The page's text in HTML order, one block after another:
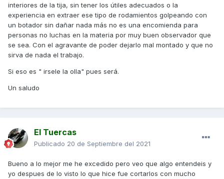
interiores de la tija, sin tener los útiles adecuados o la
experiencia en extraer ese tipo de rodamientos golpeando con
un botador sin dañar nada más no es una encomienda para
personas no luchas en la materia por muy buen observador que
se sea. Con el agravante de poder dejarlo mal montado y que no
sirva de nada el trabajo.
Si eso es " irsele la olla" pues será.
Un saludo
El Tuercas
Publicado 20 de Septiembre del 2021
Bueno a lo mejor me he excedido pero veo que algo entendeis y
yo despues de lo visto lo que hice fue cortarlos con mucho